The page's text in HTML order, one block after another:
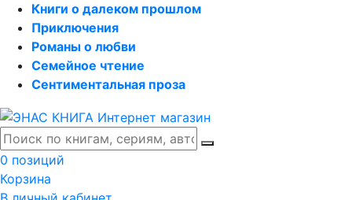
Книги о далеком прошлом
Приключения
Романы о любви
Семейное чтение
Сентиментальная проза
0 позиций
Корзина